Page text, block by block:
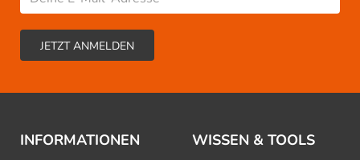
INFORMATIONEN WISSEN & TOOLS